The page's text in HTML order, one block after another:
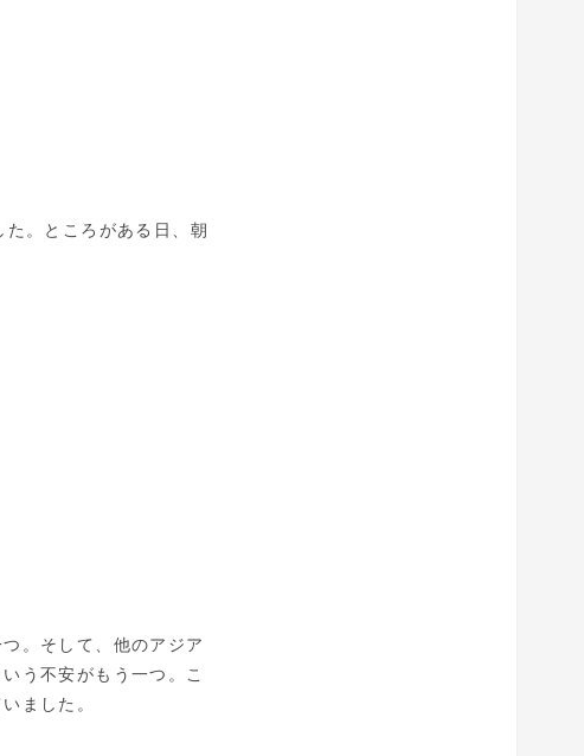
。ところがある日、朝
。そして、他のアジア
う不安がもう一つ。こ
ました。